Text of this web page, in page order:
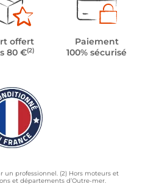
offert
80 €(2)
Paiement
100% sécurisé
un professionnel. (2) Hors moteurs et
et départements d’Outre-mer.